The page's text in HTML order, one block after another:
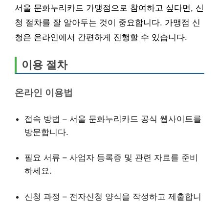
서울 문화누리카드 가맹점으로 참여하고 싶다면, 신
청 절차를 잘 알아두는 것이 중요합니다. 가맹점 신
청은 온라인에서 간편하게 진행할 수 있습니다.
이용 절차
온라인 이용법
접속 방법 – 서울 문화누리카드 공식 웹사이트를
방문합니다.
필요 서류 – 사업자 등록증 및 관련 자료를 준비
하세요.
신청 과정 – 전자신청 양식을 작성하고 제출합니